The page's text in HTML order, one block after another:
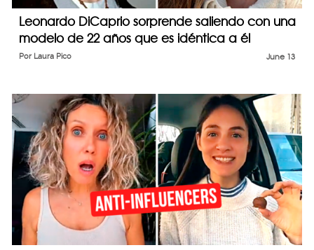
Leonardo DiCaprio sorprende saliendo con una
modelo de 22 años que es idéntica a él
June 13
Por Laura Pico